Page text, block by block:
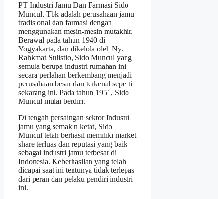
PT Industri Jamu Dan Farmasi Sido
Muncul, Tbk adalah perusahaan jamu
tradisional dan farmasi dengan
menggunakan mesin-mesin mutakhir.
Berawal pada tahun 1940 di
Yogyakarta, dan dikelola oleh Ny.
Rahkmat Sulistio, Sido Muncul yang
semula berupa industri rumahan ini
secara perlahan berkembang menjadi
perusahaan besar dan terkenal seperti
sekarang ini. Pada tahun 1951, Sido
Muncul mulai berdiri.
Di tengah persaingan sektor Industri
jamu yang semakin ketat, Sido
Muncul telah berhasil memiliki market
share terluas dan reputasi yang baik
sebagai industri jamu terbesar di
Indonesia. Keberhasilan yang telah
dicapai saat ini tentunya tidak terlepas
dari peran dan pelaku pendiri industri
ini.